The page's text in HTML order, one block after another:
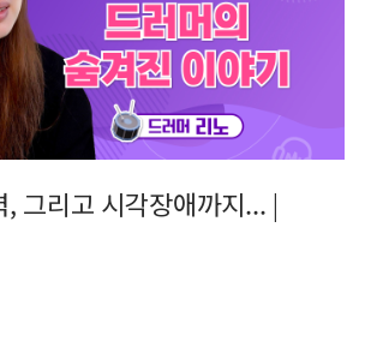
그리고 시각장애까지... |